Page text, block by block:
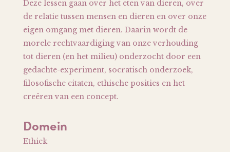
Deze lessen gaan over het eten van dieren, over
de relatie tussen mensen en dieren en over onze
eigen omgang met dieren. Daarin wordt de
morele rechtvaardiging van onze verhouding
tot dieren (en het milieu) onderzocht door een
gedachte-experiment, socratisch onderzoek,
filosofische citaten, ethische posities en het
creëren van een concept.
Domein
Ethiek